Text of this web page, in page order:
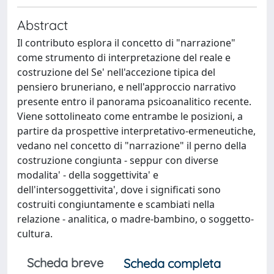
Abstract
Il contributo esplora il concetto di "narrazione"
come strumento di interpretazione del reale e
costruzione del Se' nell'accezione tipica del
pensiero bruneriano, e nell'approccio narrativo
presente entro il panorama psicoanalitico recente.
Viene sottolineato come entrambe le posizioni, a
partire da prospettive interpretativo-ermeneutiche,
vedano nel concetto di "narrazione" il perno della
costruzione congiunta - seppur con diverse
modalita' - della soggettivita' e
dell'intersoggettivita', dove i significati sono
costruiti congiuntamente e scambiati nella
relazione - analitica, o madre-bambino, o soggetto-
cultura.
Scheda breve
Scheda completa